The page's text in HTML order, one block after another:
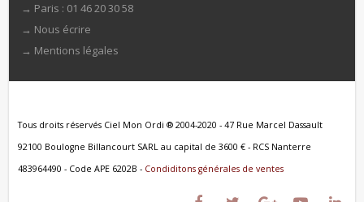
→ Paris : 01 46 20 30 58
→ Nous écrire
→ Mentions légales
Tous droits réservés Ciel Mon Ordi ® 2004-2020 - 47 Rue Marcel Dassault
92100 Boulogne Billancourt SARL au capital de 3600 € - RCS Nanterre
483964490 - Code APE 6202B - Condiditons générales de ventes